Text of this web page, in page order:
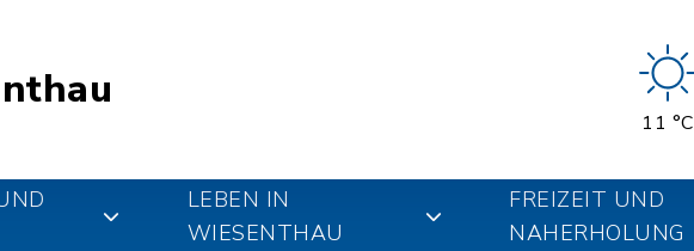
11 °C
LEBEN IN
WIESENTHAU
FREIZEIT UND
NAHERHOLUNG